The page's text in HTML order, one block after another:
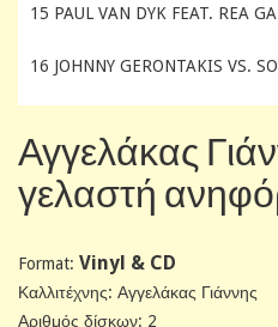
15 PAUL VAN DYK FEAT. REA
16 JOHNNY GERONTAKIS VS.
Αγγελάκας
γελαστή
Format: Vinyl & CD
Καλλιτέχνης: Αγγελάκας Γιάννης
Αριθμός δίσκων: 2